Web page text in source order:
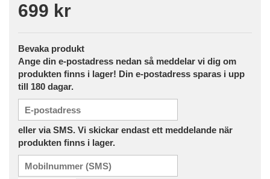
699 kr
Bevaka produkt
Ange din e-postadress nedan så meddelar vi dig om
produkten finns i lager! Din e-postadress sparas i upp
till 180 dagar.
eller via SMS. Vi skickar endast ett meddelande när
produkten finns i lager.